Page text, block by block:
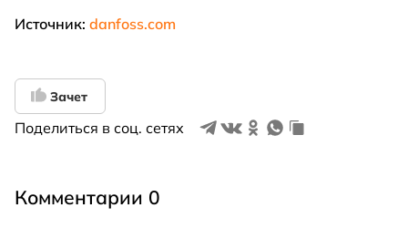
Источник: danfoss.com
Зачет
Поделиться в соц. сетях
Комментарии 0